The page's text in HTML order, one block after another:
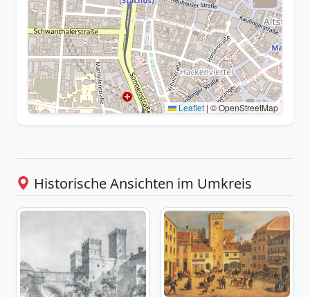
Leaflet |© OpenStreetMap
Historische Ansichten im Umkreis